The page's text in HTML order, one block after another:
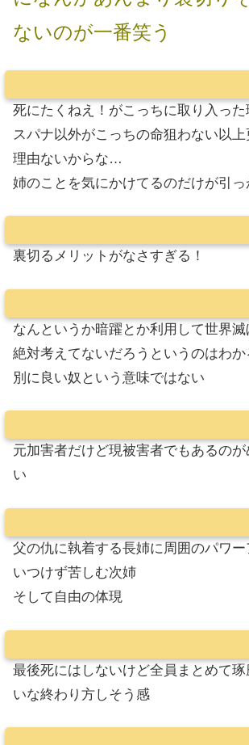
ないのが一番笑う
死にたくねえ！がこっちに取り入った
スパナ以外がこっちの命狙わない以
理由ないからな…
姉のことを気にかけてるのだけが引
裏切るメリットがなさすぎる！
なんというか暗躍とか利用して世界
絶対考えてないだろうというのはわか
別に良い奴という意味ではない
元加害者だけど現被害者でもあるのが
い
父の仇に執着する長姉に周囲のパワー
いつけず苦しむ次姉
そして自由の体現
最後死にはしないけど全員まとめて琢
いな終わり方しそう感